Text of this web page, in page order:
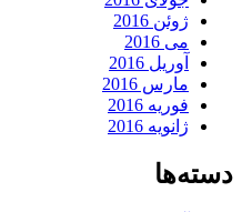
ژوئن 2016
می 2016
آوریل 2016
مارس 2016
فوریه 2016
ژانویه 2016
دسته‌ها